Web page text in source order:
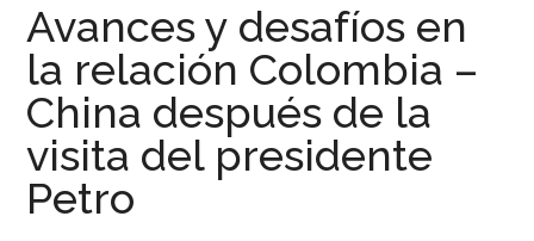
Avances y desafíos en
la relación Colombia –
China después de la
visita del presidente
Petro